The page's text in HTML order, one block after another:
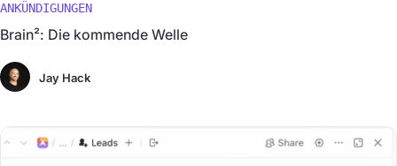
ANKÜNDIGUNGEN
Brain²: Die kommende Welle
Jay Hack